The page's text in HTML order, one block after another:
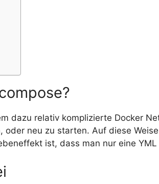
dazu relativ komplizierte Docker
oder neu zu starten. Auf diese
ist, dass man nur eine